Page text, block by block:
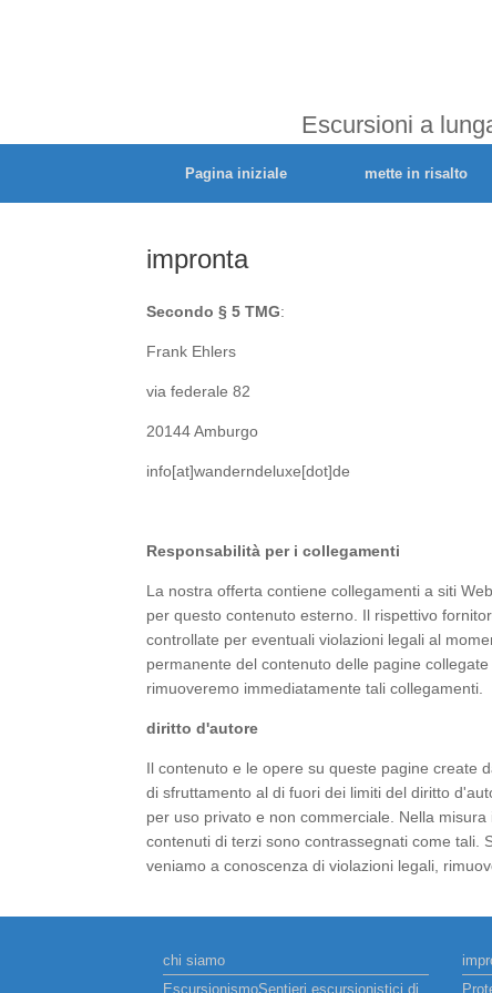
Escursioni a
Pagina iniziale mette in risalto
impronta
Secondo § 5 TMG:
Frank Ehlers
via federale 82
20144 Amburgo
info[at]wanderndeluxe[dot]de
Responsabilità per i collegamenti
La nostra offerta contiene collegamenti a siti
per questo contenuto esterno. Il rispettivo
controllate per eventuali violazioni legali al
permanente del contenuto delle pagine
rimuoveremo immediatamente tali collegamenti.
diritto d'autore
Il contenuto e le opere su queste pagine create
di sfruttamento al di fuori dei limiti del diritto
per uso privato e non commerciale. Nella
contenuti di terzi sono contrassegnati come tali.
veniamo a conoscenza di violazioni legali,
chi siamo
EscursionismoSentieri escursionistici di